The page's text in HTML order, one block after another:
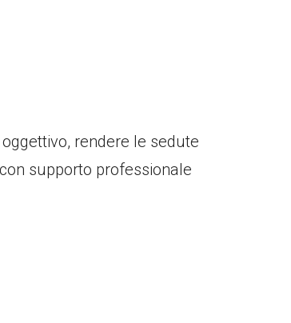
rendere le sedute
supporto professionale
che possono